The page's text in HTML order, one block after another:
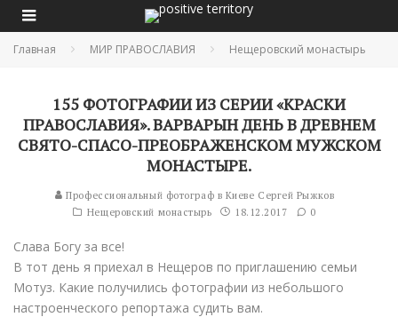
Главная МИР ПРАВОСЛАВИЯ Нещеровский монастырь
155 ФОТОГРАФИИ ИЗ СЕРИИ «КРАСКИ
ПРАВОСЛАВИЯ». ВАРВАРЫН ДЕНЬ В ДРЕВНЕМ
СВЯТО-СПАСО-ПРЕОБРАЖЕНСКОМ МУЖСКОМ
МОНАСТЫРЕ.
Профессиональный фотограф в Киеве Сергей Рыжков
Нещеровский монастырь
18.12.2017 0
Слава Богу за все!
В тот день я приехал в Нещеров по приглашению семьи
Мотуз. Какие получились фотографии из небольшого
настроенческого репортажа судить вам.